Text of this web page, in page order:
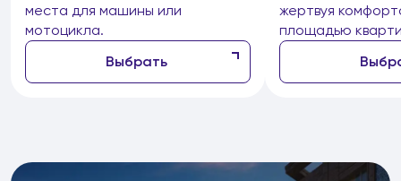
места для машины или
мотоцикла.
Выбрать
жертвуя
площадью